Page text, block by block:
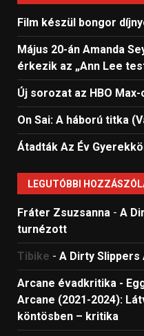
Film készül bongor
Május 20-án Amanda
érkezik az „Ann Lee
Új sorozat az HBO
On Sai: A ​háború titka
Átadták Az Év
LEGUTÓBBI
Fráter Zsuzsanna - A
turnézott
Tibike - A Dirty
Arcane évadkritika -
Arcane (2021-2024):
köntösben – kritika